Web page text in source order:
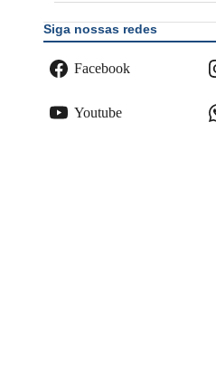
Siga nossas redes
Facebook
Youtube